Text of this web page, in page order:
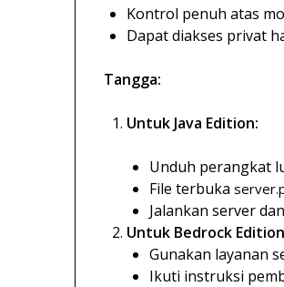
Kontrol penuh atas
Dapat diakses privat
Tangga:
Untuk Java Edition:
Unduh perangkat
File terbuka
Jalankan server
Untuk Bedrock
Gunakan layanan
Ikuti instruksi